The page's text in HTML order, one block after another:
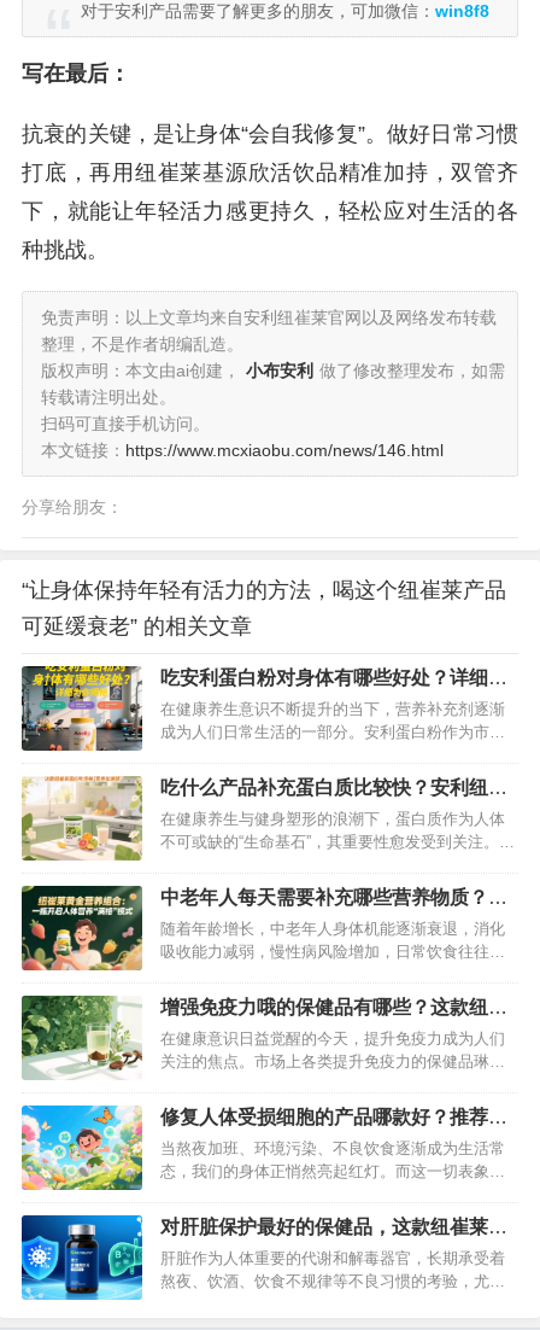
对于安利产品需要了解更多的朋友，可加微信： win8f8
写在最后：
抗衰的关键，是让身体“会自我修复”。做好日常习惯
打底，再用纽崔莱基源欣活饮品精准加持，双管齐
下，就能让年轻活力感更持久，轻松应对生活的各
种挑战。
免责声明：以上文章均来自安利纽崔莱官网以及网络发布转载
整理，不是作者胡编乱造。
版权声明：本文由ai创建，
小布安利 做了修改整理发布，如需
转载请注明出处。
扫码可直接手机访问。
本文链接： https://www.mcxiaobu.com/news/146.html
分享给朋友：
“让身体保持年轻有活力的方法，喝这个纽崔莱产品
可延缓衰老” 的相关文章
吃安利蛋白粉对身体有哪些好处？详细为
你揭秘
在健康养生意识不断提升的当下，营养补充剂逐渐
成为人们日常生活的一部分。安利蛋白粉作为市场
的用户口碑，吸引了众多消费者的目光。那么，食
用安利蛋白粉究竟能为身体带来哪些好处呢？接下
来，将为你全方位揭秘。…
吃什么产品补充蛋白质比较快？安利纽崔
莱蛋白粉别错过
在健康养生与健身塑形的浪潮下，蛋白质作为人体
不可或缺的“生命基石”，其重要性愈发受到关注。无
复，亦或是老年人维持机体活力，及时高效地补充
蛋白质都至关重要。面对市面上琳琅满目的蛋白质
补充产品，究竟哪一款能快速满足身体需求？答案
非安利纽崔莱蛋白粉莫属，它凭借科…
中老年人每天需要补充哪些营养物质？这
款保健品包含人体所需营养
随着年龄增长，中老年人身体机能逐渐衰退，消化
吸收能力减弱，慢性病风险增加，日常饮食往往难
为守护银发健康的重要防线。纽崔莱黄金营养组
合，以精准配方覆盖中老年人核心营养需求，为晚
年生活注入活力。…
增强免疫力哦的保健品有哪些？这款纽崔
莱产品效果不错
在健康意识日益觉醒的今天，提升免疫力成为人们
关注的焦点。市场上各类提升免疫力的保健品琳琅
芝孢子粉凭借卓越的品质与显著的功效，在众多产
品中脱颖而出，成为健康养生人士的热门选择。…
修复人体受损细胞的产品哪款好？推荐纽
崔莱基源欣活饮品
当熬夜加班、环境污染、不良饮食逐渐成为生活常
态，我们的身体正悄然亮起红灯。而这一切表象的
根源改善健康状况，修复受损细胞是关键。在琳琅
满目的健康产品中，安利纽崔莱基源欣活饮品凭借
前沿科技与卓越功效脱颖而出，成为众多健康追求
者的信赖之选。…
对肝脏保护最好的保健品，这款纽崔莱产
品保肝护肝效果好
肝脏作为人体重要的代谢和解毒器官，长期承受着
熬夜、饮酒、饮食不规律等不良习惯的考验，尤其